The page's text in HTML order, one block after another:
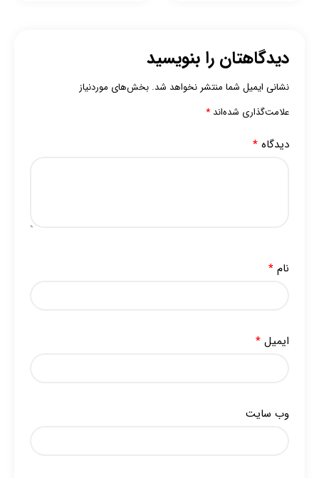
دیدگاهتان را بنویسید
نشانی ایمیل شما منتشر نخواهد شد. بخش‌های موردنیاز
علامت‌گذاری شده‌اند *
دیدگاه *
نام *
ایمیل *
وب‌ سایت